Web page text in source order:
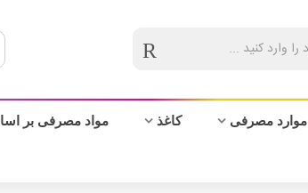
موارد مصرفی کاغذ مواد مصرفی بر